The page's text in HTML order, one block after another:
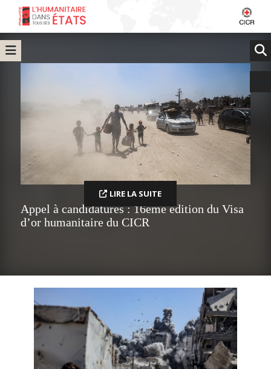
Appel à candidatures : 16ème édition du Visa
d’or humanitaire du CICR
LIRE LA SUITE